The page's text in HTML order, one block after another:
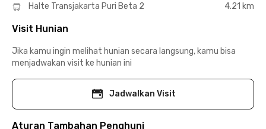
Halte Transjakarta Puri Beta 2
4.21 km
Visit Hunian
Jika kamu ingin melihat hunian secara langsung, kamu bisa
menjadwakan visit ke hunian ini
Jadwalkan Visit
Aturan Tambahan Penghuni